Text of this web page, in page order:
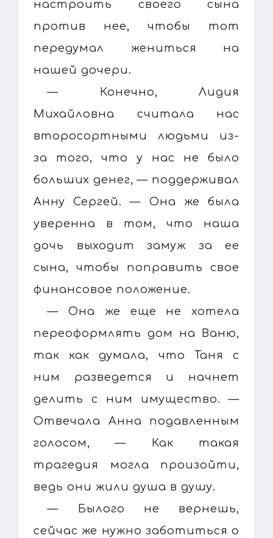
настроить своего сына
против нее, чтобы тот
передумал жениться на
нашей дочери.
— Конечно, Лидия
Михайловна считала нас
второсортными людьми из-
за того, что у нас не было
больших денег, — поддерживал
Анну Сергей. — Она же была
уверенна в том, что наша
дочь выходит замуж за ее
сына, чтобы поправить свое
финансовое положение.
— Она же еще не хотела
переоформлять дом на Ваню,
так как думала, что Таня с
ним разведется и начнет
делить с ним имущество. —
Отвечала Анна подавленным
голосом, — Как такая
трагедия могла произойти,
ведь они жили душа в душу.
— Былого не вернешь,
сейчас же нужно заботиться о